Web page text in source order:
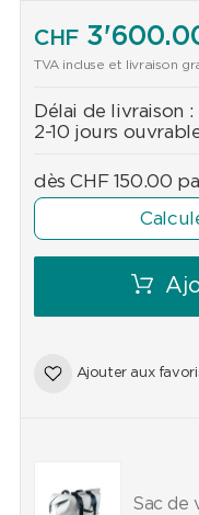
CHF
TVA incluse et livraison
Délai de livraison :
2-10 jours
dèsCHF 150.00
Ajouter aux
Sac de